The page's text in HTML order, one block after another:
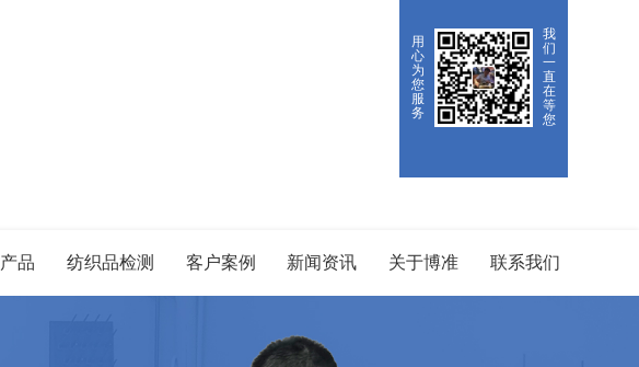
用
心
为
您
服
务
我
们
一
直
在
等
您
品 纺织品检测 客户案例 新闻资讯 关于博准 联系我们